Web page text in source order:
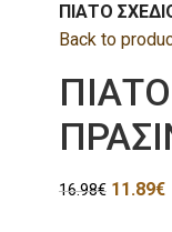
ΠΙΑΤO
Back to
16.98€ 11.89€